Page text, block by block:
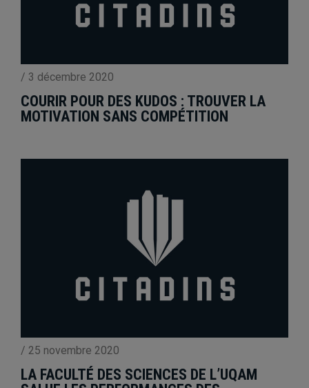
/ 3 décembre 2020
COURIR POUR DES KUDOS : TROUVER LA
MOTIVATION SANS COMPÉTITION
/ 25 novembre 2020
LA FACULTÉ DES SCIENCES DE L’UQAM